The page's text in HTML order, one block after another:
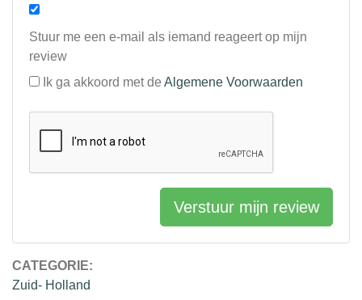
CATEGORIE:
Zuid- Holland
Stuur me een e-mail als iemand reageert op mijn
review
Ik ga akkoord met de Algemene Voorwaarden
Verstuur mijn review